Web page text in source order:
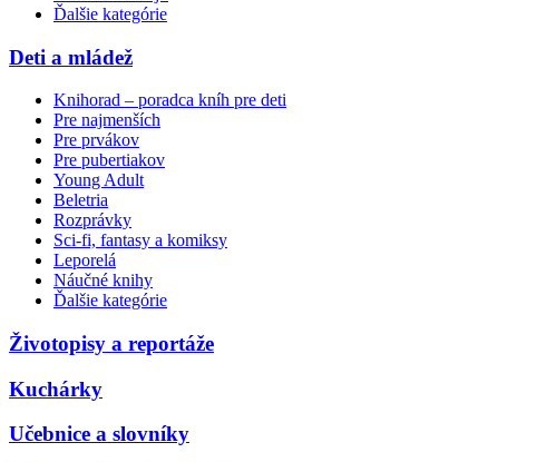
Ďalšie kategórie
Deti a mládež
Knihorad – poradca kníh pre deti
Pre najmenších
Pre prvákov
Pre pubertiakov
Young Adult
Beletria
Rozprávky
Sci-fi, fantasy a komiksy
Leporelá
Náučné knihy
Ďalšie kategórie
Životopisy a reportáže
Kuchárky
Učebnice a slovníky